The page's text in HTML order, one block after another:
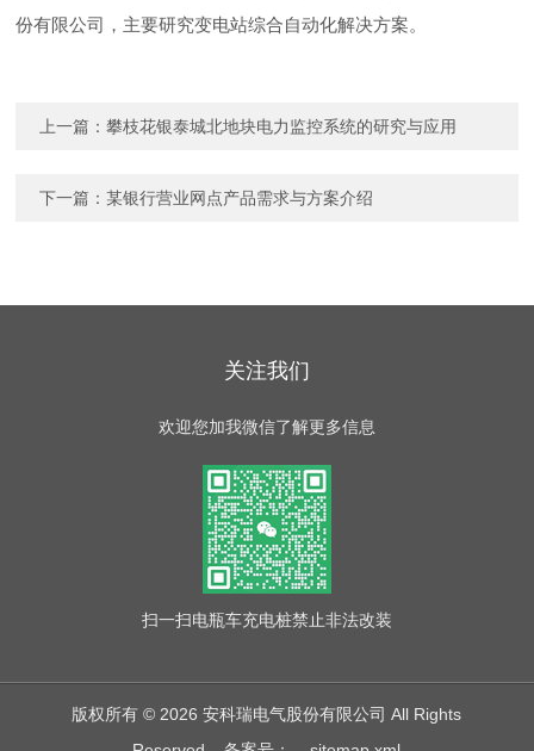
份有限公司，主要研究变电站综合自动化解决方案。
上一篇：攀枝花银泰城北地块电力监控系统的研究与应用
下一篇：某银行营业网点产品需求与方案介绍
关注我们
欢迎您加我微信了解更多信息
扫一扫电瓶车充电桩禁止非法改装
版权所有 © 2026 安科瑞电气股份有限公司 All Rights